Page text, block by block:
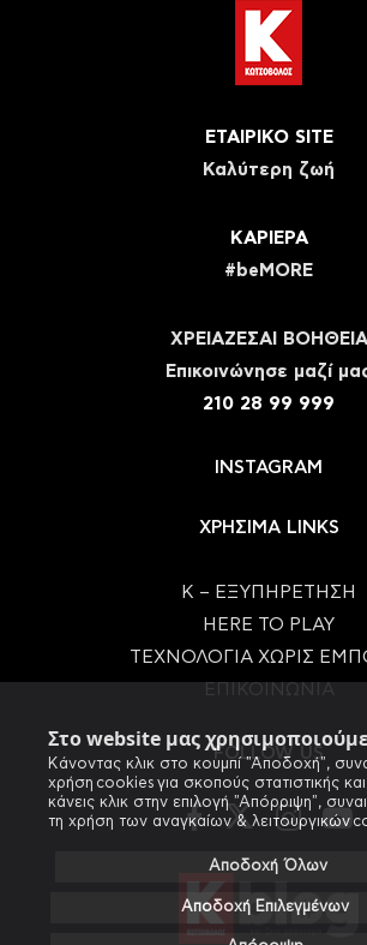
Στο website μας
Κάνοντας κλικ στο κουμπί "Αποδοχή",
χρήση cookies για σκοπούς στατιστικής
κάνεις κλικ στην επιλογή "Απόρριψη",
τη χρήση των αναγκαίων & λειτουργικών
Αποδοχή Όλων
Αποδοχή Επιλεγμένων
ΕΤΑΙΡΙΚΟ SITE
Καλύτερη ζωή
ΚΑΡΙΕΡΑ
#beMORE
ΧΡΕΙΑΖΕΣΑΙ ΒΟΗΘΕΙΑ
Eπικοινώνησε μαζί
210 28 99 999
INSTAGRAM
ΧΡΗΣΙΜΑ LINKS
Κ – ΕΞΥΠΗΡΕΤΗΣΗ
HERE TO PLAY
ΤΕΧΝΟΛΟΓΙΑ ΧΩΡΙΣ
FOLLOW US